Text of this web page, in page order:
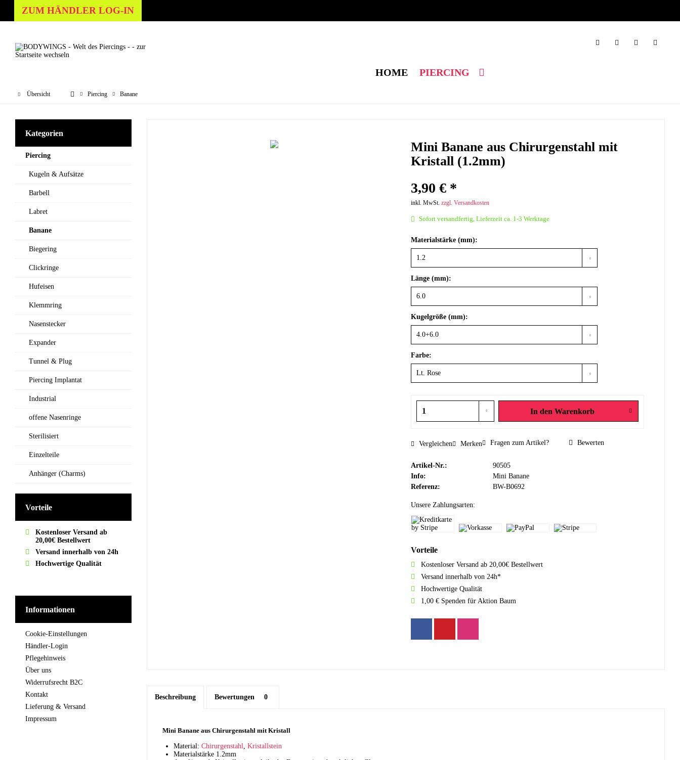
ZUM HÄNDLER LOG-IN
HOME PIERCING
Übersicht Piercing Banane
Kategorien
Piercing
Kugeln & Aufsätze
Barbell
Labret
Banane
Biegering
Clickringe
Hufeisen
Klemmring
Nasenstecker
Expander
Tunnel & Plug
Piercing Implantat
Industrial
offene Nasenringe
Sterilisiert
Einzelteile
Anhänger (Charms)
Vorteile
Kostenloser Versand ab
20,00€ Bestellwert
Versand innerhalb von 24h
Hochwertige Qualität
Informationen
Cookie-Einstellungen
Händler-Login
Pflegehinweis
Über uns
Widerrufsrecht B2C
Kontakt
Lieferung & Versand
Impressum
Mini Banane aus Chirurgenstahl mit
Kristall (1.2mm)
3,90 € *
inkl. MwSt. zzgl. Versandkosten
Sofort versandfertig, Lieferzeit ca. 1-3 Werktage
Materialstärke (mm):
Länge (mm):
Kugelgröße (mm):
Farbe:
In den Warenkorb
Vergleichen Merken Fragen zum Artikel? Bewerten
Artikel-Nr.:
90505
Info:
Mini Banane
Referenz:
BW-B0692
Unsere Zahlungsarten:
Vorteile
Kostenloser Versand ab 20,00€ Bestellwert
Versand innerhalb von 24h*
Hochwertige Qualität
1,00 € Spenden für Aktion Baum
Beschreibung Bewertungen 0
Mini Banane aus Chirurgenstahl mit Kristall
Material: Chirurgenstahl, Kristallstein
Materialstärke 1.2mm